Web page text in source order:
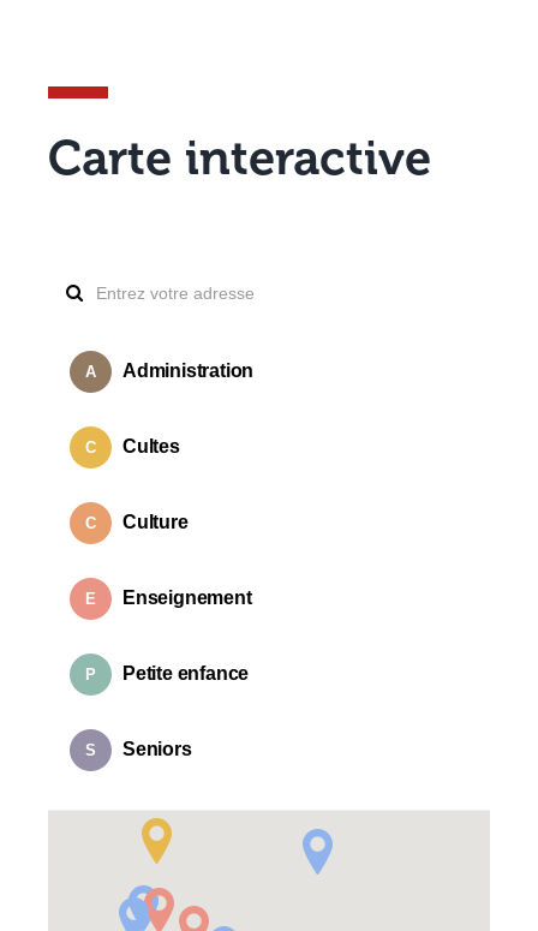
Carte interactive
A Administration
C Cultes
C Culture
E Enseignement
P Petite enfance
S Seniors
Sport